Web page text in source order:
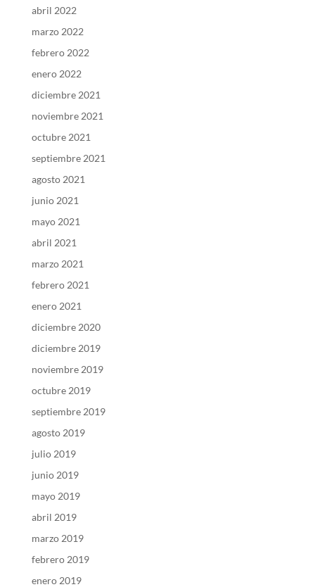
abril 2022
marzo 2022
febrero 2022
enero 2022
diciembre 2021
noviembre 2021
octubre 2021
septiembre 2021
agosto 2021
junio 2021
mayo 2021
abril 2021
marzo 2021
febrero 2021
enero 2021
diciembre 2020
diciembre 2019
noviembre 2019
octubre 2019
septiembre 2019
agosto 2019
julio 2019
junio 2019
mayo 2019
abril 2019
marzo 2019
febrero 2019
enero 2019